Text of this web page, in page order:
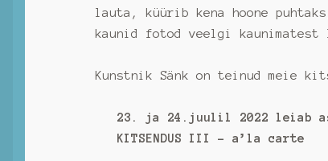
lauta, küürib kena hoone
kaunid fotod veelgi
Kunstnik Sänk on teinud
23. ja 24.juulil 2022 leiab
KITSENDUS III – a’la carte